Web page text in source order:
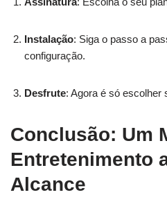
Instalação: Siga o passo a
configuração.
Desfrute: Agora é só escolher
Conclusão: Um
Entretenimento
Alcance